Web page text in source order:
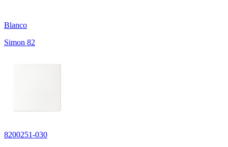
Blanco
Simon 82
8200251-030